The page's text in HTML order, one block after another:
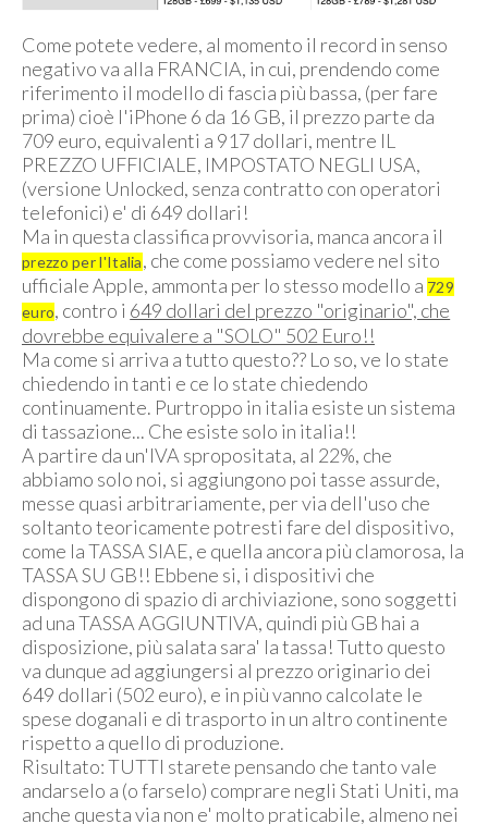
Come potete vedere, al momento il record in senso
negativo va alla FRANCIA, in cui, prendendo come
riferimento il modello di fascia più bassa, (per fare
prima) cioè l'iPhone 6 da 16 GB, il prezzo parte da
709 euro, equivalenti a 917 dollari, mentre IL
PREZZO UFFICIALE, IMPOSTATO NEGLI USA,
(versione Unlocked, senza contratto con operatori
telefonici) e' di 649 dollari!
Ma in questa classifica provvisoria, manca ancora il
prezzo per l'Italia, che come possiamo vedere nel sito
ufficiale Apple, ammonta per lo stesso modello a 729
euro, contro i 649 dollari del prezzo "originario", che
dovrebbe equivalere a "SOLO" 502 Euro!!
Ma come si arriva a tutto questo?? Lo so, ve lo state
chiedendo in tanti e ce lo state chiedendo
continuamente. Purtroppo in italia esiste un sistema
di tassazione... Che esiste solo in italia!!
A partire da un'IVA spropositata, al 22%, che
abbiamo solo noi, si aggiungono poi tasse assurde,
messe quasi arbitrariamente, per via dell'uso che
soltanto teoricamente potresti fare del dispositivo,
come la TASSA SIAE, e quella ancora più clamorosa, la
TASSA SU GB!! Ebbene si, i dispositivi che
dispongono di spazio di archiviazione, sono soggetti
ad una TASSA AGGIUNTIVA, quindi più GB hai a
disposizione, più salata sara' la tassa! Tutto questo
va dunque ad aggiungersi al prezzo originario dei
649 dollari (502 euro), e in più vanno calcolate le
spese doganali e di trasporto in un altro continente
rispetto a quello di produzione.
Risultato: TUTTI starete pensando che tanto vale
andarselo a (o farselo) comprare negli Stati Uniti, ma
anche questa via non e' molto praticabile, almeno nei